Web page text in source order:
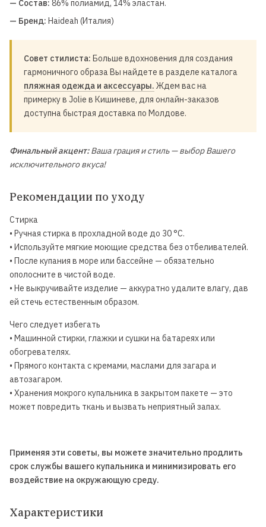
— Состав: 86% полиамид, 14% эластан.
— Бренд: Haideah (Италия)
Совет стилиста: Больше вдохновения для создания
гармоничного образа Вы найдете в разделе каталога
пляжная одежда и аксессуары. Ждем вас на
примерку в Jolie в Кишиневе, для онлайн-заказов
доступна быстрая доставка по Молдове.
Финальный акцент:Ваша грация и стиль — выбор Вашего
исключительного вкуса!
Рекомендации по уходу
Стирка
• Ручная стирка в прохладной воде до 30 °C.
• Используйте мягкие моющие средства без отбеливателей.
• После купания в море или бассейне — обязательно
ополосните в чистой воде.
• Не выкручивайте изделие — аккуратно удалите влагу, дав
ей стечь естественным образом.
Чего следует избегать
• Машинной стирки, глажки и сушки на батареях или
обогревателях.
• Прямого контакта с кремами, маслами для загара и
автозагаром.
• Хранения мокрого купальника в закрытом пакете — это
может повредить ткань и вызвать неприятный запах.
Применяя эти советы, вы можете значительно продлить
срок службы вашего купальника и минимизировать его
воздействие на окружающую среду.
Характеристики